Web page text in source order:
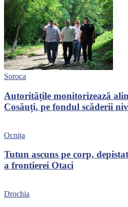
Soroca
Autoritățile monitorizează
Cosăuți, pe fondul scăderii
Ocnița
Tutun ascuns pe corp,
a frontierei Otaci
Drochia